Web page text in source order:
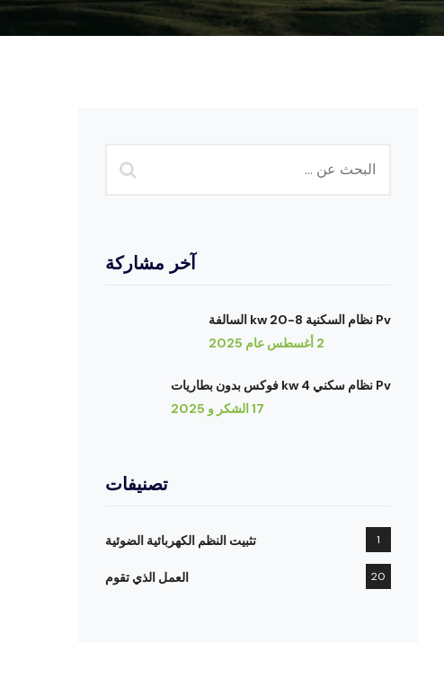
آخر مشاركة
Pv نظام السكنية 8-20 kw السالفة
2 أغسطس عام 2025
Pv نظام سكني 4 kw فوكس بدون بطاريات
17 الشكر و 2025
تصنيفات
تثبيت النظم الكهربائية الضوئية 1
العمل الذي تقوم 20